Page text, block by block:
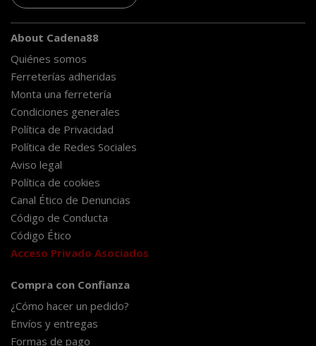
About Cadena88
Quiénes somos
Ferreterías adheridas
Monta una ferretería
Condiciones generales
Política de Privacidad
Política de Redes Sociales
Aviso legal
Política de cookies
Canal Ético de Denuncias
Código de Conducta
Código Ético
Acceso Privado Asociados
Compra con Confianza
¿Cómo hacer un pedido?
Envíos y entregas
Formas de pago